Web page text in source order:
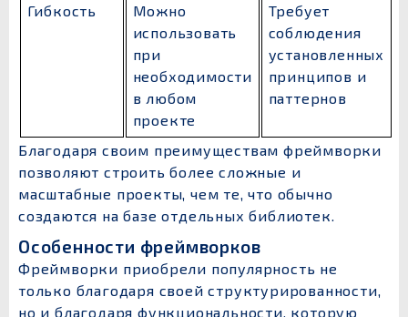
Гибкость
Можно
использовать
при
необходимости
в любом
проекте
Требует
соблюдения
установленных
принципов и
паттернов
Благодаря своим преимуществам фреймворки
позволяют строить более сложные и
масштабные проекты, чем те, что обычно
создаются на базе отдельных библиотек.
Особенности фреймворков
Фреймворки приобрели популярность не
только благодаря своей структурированности,
но и благодаря функциональности, которую